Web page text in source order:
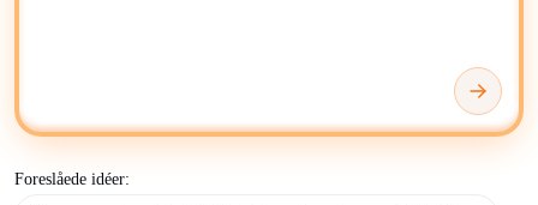
indholdsidéer. Bestem tekstens læsbarhed, længde, sentiment,
tonalitet, ekspertise, klarhed, formateringskonsistens, leksikalsk
diversitet og grammatisk præcision.
Du kan gemme, organisere og redigere dit AI-genererede
Foreslåede idéer: